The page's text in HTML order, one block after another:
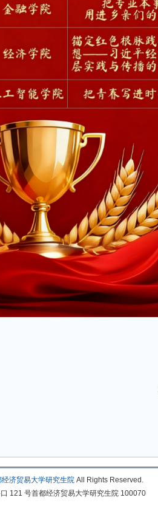
经济贸易大学研究生院 All Rights Reserved.
121 号首都经济贸易大学研究生院 100070